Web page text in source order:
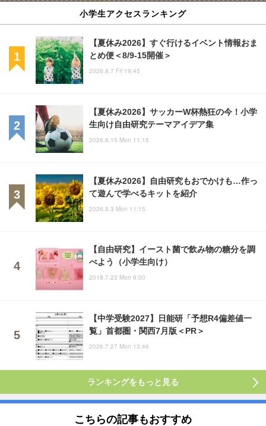
小学生アクセスランキング
【夏休み2026】すぐ行けるイベント情報おま
とめ便＜8/9-15開催＞
2026.8.7 Fri 19:45
【夏休み2026】サッカーW杯熱狂の今！小学
生向け自由研究テーマアイデア集
2026.6.15 Mon 11:15
【夏休み2026】自由研究もおでかけも…作っ
て遊んで学べるキットを紹介
2026.8.3 Mon 11:15
【自由研究】イースト菌で飲み物の糖分を調
べよう（小学生向け）
2018.7.23 Mon 9:00
【中学受験2027】日能研「予想R4偏差値一
覧」首都圏・関西7月版＜PR＞
2026.7.27 Mon 13:46
ランキングをもっと見る
こちらの記事もおすすめ